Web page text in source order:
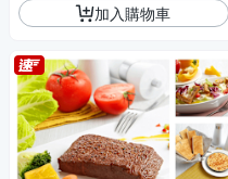
加入購物車